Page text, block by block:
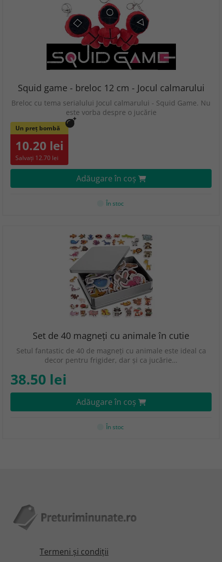
Squid game - breloc 12 cm - Jocul calmarului
Breloc cu tema serialului Jocul calmarului - Squid Game. Nu
este vorba despre o jucărie
Un preț bombă
10.20 lei
Salvați 12.70 lei
Adăugare în coş
În stoc
Set de 40 magneți cu animale în cutie
Setul fantastic de 40 de magneți cu animale este ideal ca
decor pentru frigider, dar și ca jucărie…
38.50 lei
Adăugare în coş
În stoc
Termeni şi condiţii